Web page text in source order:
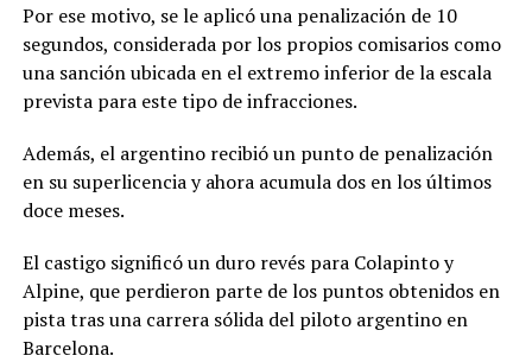
Por ese motivo, se le aplicó una penalización de 10
segundos, considerada por los propios comisarios como
una sanción ubicada en el extremo inferior de la escala
prevista para este tipo de infracciones.
Además, el argentino recibió un punto de penalización
en su superlicencia y ahora acumula dos en los últimos
doce meses.
El castigo significó un duro revés para Colapinto y
Alpine, que perdieron parte de los puntos obtenidos en
pista tras una carrera sólida del piloto argentino en
Barcelona.